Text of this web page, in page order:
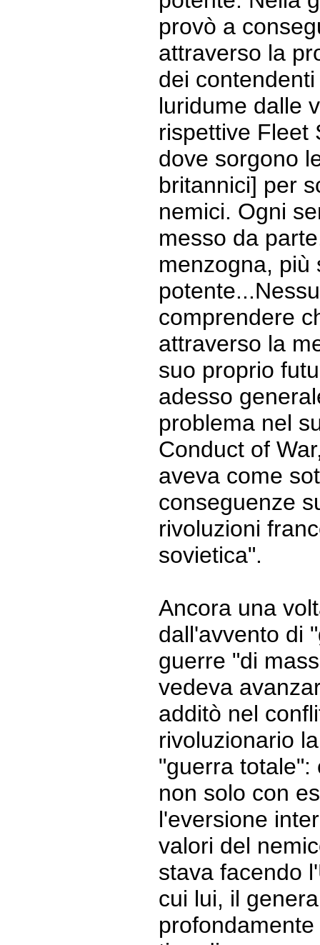
provò a
attraverso la
dei
luridume dalle
rispettive Fleet
dove sorgono
britannici] per
nemici. Ogni
messo da
menzogna, più
comprendere
attraverso la
suo proprio
adesso
problema nel
Conduct of
aveva come
conseguenze
rivoluzioni
sovietica".
Ancora una
dall'avvento di
guerre "di
vedeva
additò nel
rivoluzionario
"guerra totale":
non solo con
l'eversione
valori del
stava facendo
cui lui, il